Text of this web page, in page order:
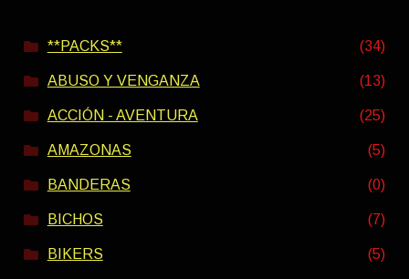
**PACKS** (34)
ABUSO Y VENGANZA (13)
ACCIÓN - AVENTURA (25)
AMAZONAS (5)
BANDERAS (0)
BICHOS (7)
BIKERS (5)